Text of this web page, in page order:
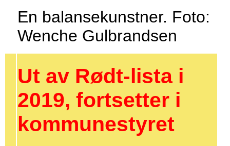
En balansekunstner. Foto:
Wenche Gulbrandsen
Ut av Rødt-lista i
2019, fortsetter i
kommunestyret